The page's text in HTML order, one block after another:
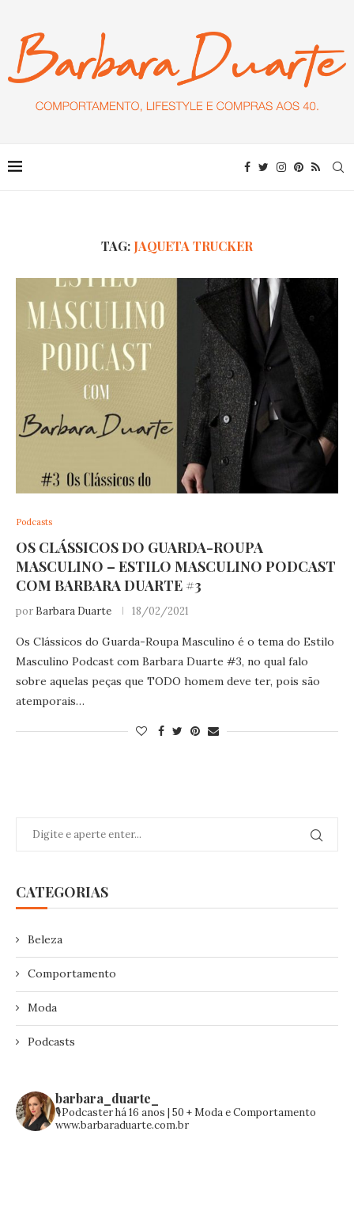
TAG: JAQUETA TRUCKER
Podcasts
OS CLÁSSICOS DO GUARDA-ROUPA
MASCULINO – ESTILO MASCULINO PODCAST
COM BARBARA DUARTE #3
por Barbara Duarte 18/02/2021
Os Clássicos do Guarda-Roupa Masculino é o tema do Estilo
Masculino Podcast com Barbara Duarte #3, no qual falo
sobre aquelas peças que TODO homem deve ter, pois são
atemporais…
CATEGORIAS
Beleza
Comportamento
Moda
Podcasts
barbara_duarte_
🎙️Podcaster há 16 anos | 50 +Moda e Comportamento
www.barbaraduarte.com.br